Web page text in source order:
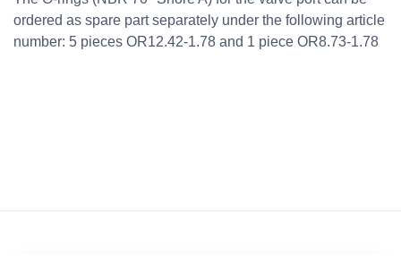
ordered as spare part separately under the following article
number: 5 pieces OR12.42-1.78 and 1 piece OR8.73-1.78